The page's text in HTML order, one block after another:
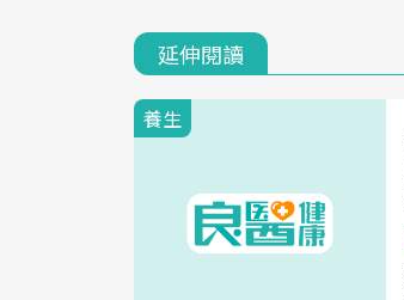
延伸閱讀
養生